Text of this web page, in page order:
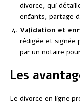
divorce, qui
enfants, partage
Validation et
rédigée et signée
par un notaire
Les
Le divorce en ligne